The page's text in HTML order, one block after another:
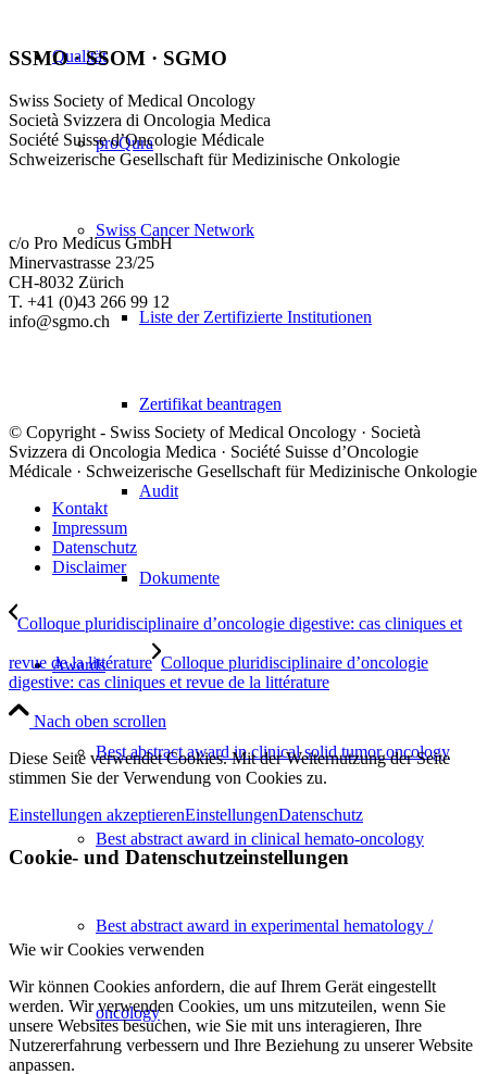
Qualität
proQura
Swiss Cancer Network
Liste der Zertifizierte Institutionen
Zertifikat beantragen
Audit
Dokumente
Awards
Best abstract award in clinical solid tumor oncology
Best abstract award in clinical hemato-oncology
Best abstract award in experimental hematology /
oncology
SSMO · SSOM · SGMO
Swiss Society of Medical Oncology
Società Svizzera di Oncologia Medica
Société Suisse d’Oncologie Médicale
Schweizerische Gesellschaft für Medizinische Onkologie
c/o Pro Medicus GmbH
Minervastrasse 23/25
CH-8032 Zürich
T. +41 (0)43 266 99 12
info@sgmo.ch
© Copyright - Swiss Society of Medical Oncology · Società
Svizzera di Oncologia Medica · Société Suisse d’Oncologie
Médicale · Schweizerische Gesellschaft für Medizinische Onkologie
Kontakt
Impressum
Datenschutz
Disclaimer
Colloque pluridisciplinaire d’oncologie digestive: cas cliniques et
revue de la littérature Colloque pluridisciplinaire d’oncologie
digestive: cas cliniques et revue de la littérature
Nach oben scrollen
Diese Seite verwendet Cookies. Mit der Weiternutzung der Seite
stimmen Sie der Verwendung von Cookies zu.
Einstellungen akzeptierenEinstellungenDatenschutz
Cookie- und Datenschutzeinstellungen
Wie wir Cookies verwenden
Wir können Cookies anfordern, die auf Ihrem Gerät eingestellt
werden. Wir verwenden Cookies, um uns mitzuteilen, wenn Sie
unsere Websites besuchen, wie Sie mit uns interagieren, Ihre
Nutzererfahrung verbessern und Ihre Beziehung zu unserer Website
anpassen.